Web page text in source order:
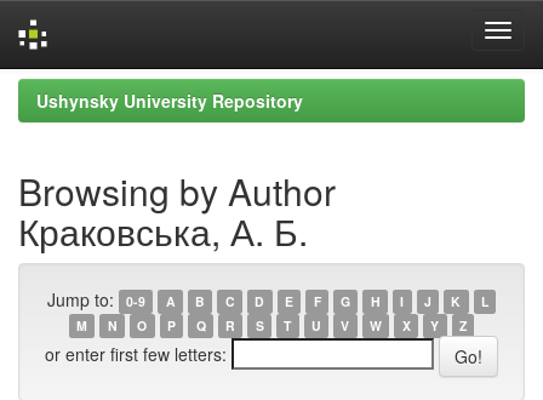
Skip
navigation
Ushynsky University Repository
Browsing by Author
Краковська, А. Б.
Jump to: 0-9 A B C D E F G H I J K
L
M
N O P Q R S T U V W X Y Z
or enter first few letters: